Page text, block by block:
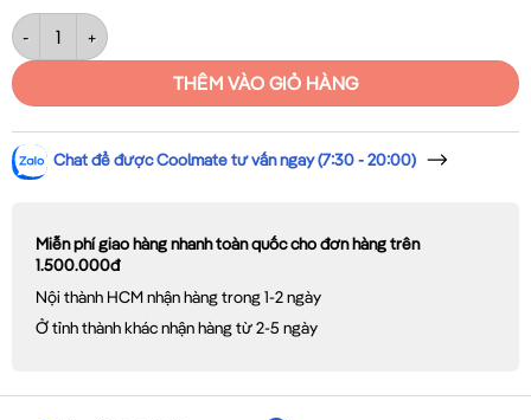
Đèn LED pha 30W sáng vàng MPE FLD5-30V số lượng
THÊM VÀO GIỎ HÀNG
Chat để được Coolmate tư vấn ngay (7:30 - 20:00)
Miễn phí giao hàng nhanh toàn quốc cho đơn hàng trên
1.500.000đ
Nội thành HCM nhận hàng trong 1-2 ngày
Ở tỉnh thành khác nhận hàng từ 2-5 ngày